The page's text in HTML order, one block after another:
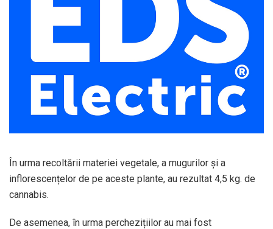
În urma recoltării materiei vegetale, a mugurilor și a
inflorescențelor de pe aceste plante, au rezultat 4,5 kg. de
cannabis.
De asemenea, în urma perchezițiilor au mai fost